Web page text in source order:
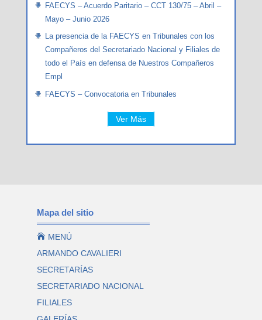
FAECYS – Acuerdo Paritario – CCT 130/75 – Abril –
Mayo – Junio 2026
La presencia de la FAECYS en Tribunales con los
Compañeros del Secretariado Nacional y Filiales de
todo el País en defensa de Nuestros Compañeros
Empl
FAECYS – Convocatoria en Tribunales
Ver Más
Mapa del sitio
 MENÚ
ARMANDO CAVALIERI
SECRETARÍAS
SECRETARIADO NACIONAL
FILIALES